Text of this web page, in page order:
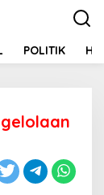
POLITIK